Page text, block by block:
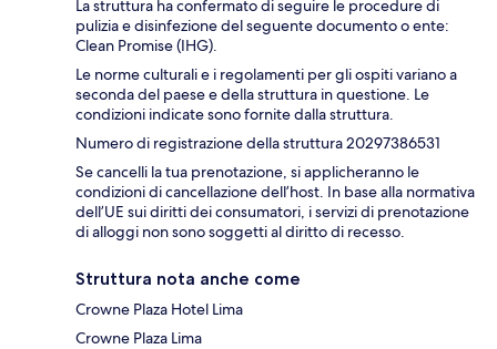
La struttura ha confermato di seguire le procedure di
pulizia e disinfezione del seguente documento o ente:
Clean Promise (IHG).
Le norme culturali e i regolamenti per gli ospiti variano a
seconda del paese e della struttura in questione. Le
condizioni indicate sono fornite dalla struttura.
Numero di registrazione della struttura 20297386531
Se cancelli la tua prenotazione, si applicheranno le
condizioni di cancellazione dell’host. In base alla normativa
dell’UE sui diritti dei consumatori, i servizi di prenotazione
di alloggi non sono soggetti al diritto di recesso.
Struttura nota anche come
Crowne Plaza Hotel Lima
Crowne Plaza Lima